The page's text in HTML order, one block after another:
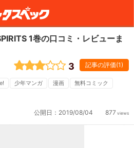
1巻の口コミ・レビューま
3 記事の評価(1)
少年マンガ 漫画
無料コミック
公開日： 2019/08/04 877 views